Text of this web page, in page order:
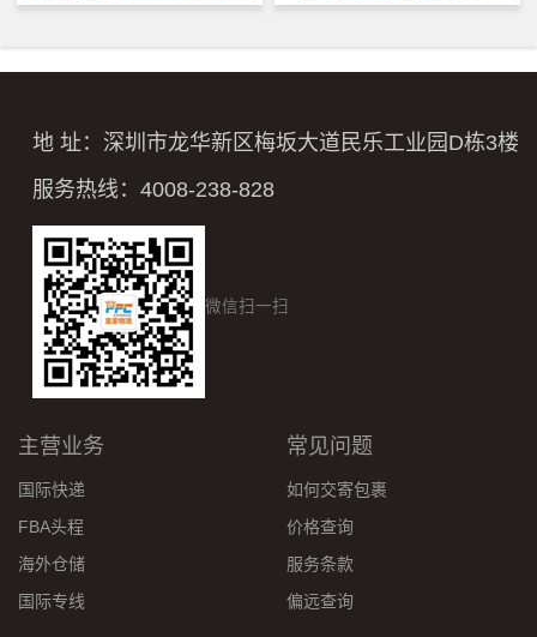
地 址：深圳市龙华新区梅坂大道民乐工业园D栋3楼
服务热线：4008-238-828
微信扫一扫
主营业务
国际快递
FBA头程
海外仓储
国际专线
常见问题
如何交寄包裹
价格查询
服务条款
偏远查询